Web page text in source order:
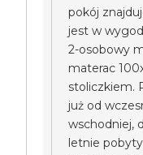
pokój
jest w
2-osobowy
materac
stoliczkiem.
już od
wschodniej,
letnie